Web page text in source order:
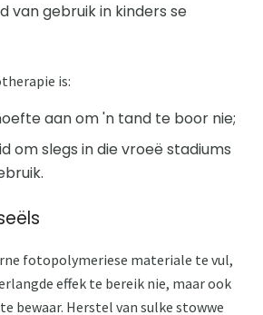
van gebruik in kinders se
is:
aan om 'n tand te boor nie;
om slegs in die vroeë stadiums
fotopolymeriese materiale te vul,
effek te bereik nie, maar ook
bewaar. Herstel van sulke stowwe